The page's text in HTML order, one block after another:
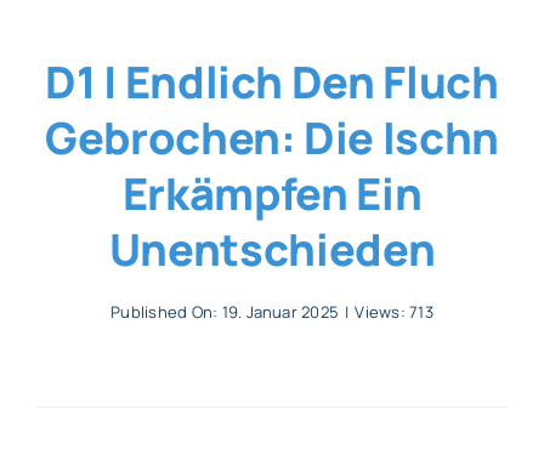
Allgemeines
Partner
D1 | Endlich Den Fluch
Gebrochen: Die Ischn
Erkämpfen Ein
Unentschieden
Published On: 19. Januar 2025 | Views: 713